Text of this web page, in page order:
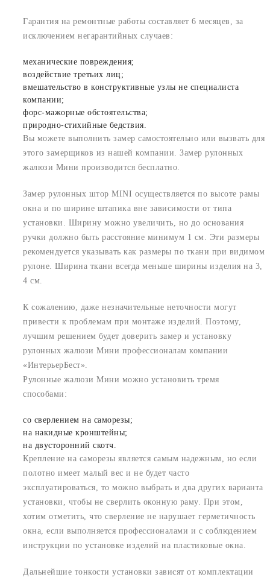
Гарантия на ремонтные работы составляет 6 месяцев, за
исключением негарантийных случаев:
механические повреждения;
воздействие третьих лиц;
вмешательство в конструктивные узлы не специалиста
компании;
форс-мажорные обстоятельства;
природно-стихийные бедствия.
Вы можете выполнить замер самостоятельно или вызвать для
этого замерщиков из нашей компании. Замер рулонных
жалюзи Мини производится бесплатно.
Замер рулонных штор MINI осуществляется по высоте рамы
окна и по ширине штапика вне зависимости от типа
установки. Ширину можно увеличить, но до основания
ручки должно быть расстояние минимум 1 см. Эти размеры
рекомендуется указывать как размеры по ткани при видимом
рулоне. Ширина ткани всегда меньше ширины изделия на 3,
4 см.
К сожалению, даже незначительные неточности могут
привести к проблемам при монтаже изделий. Поэтому,
лучшим решением будет доверить замер и установку
рулонных жалюзи Мини профессионалам компании
«ИнтерьерБест».
Рулонные жалюзи Мини можно установить тремя
способами:
со сверлением на саморезы;
на накидные кронштейны;
на двусторонний скотч.
Крепление на саморезы является самым надежным, но если
полотно имеет малый вес и не будет часто
эксплуатироваться, то можно выбрать и два других варианта
установки, чтобы не сверлить оконную раму. При этом,
хотим отметить, что сверление не нарушает герметичность
окна, если выполняется профессионалами и с соблюдением
инструкции по установке изделий на пластиковые окна.
Дальнейшие тонкости установки зависят от комплектации